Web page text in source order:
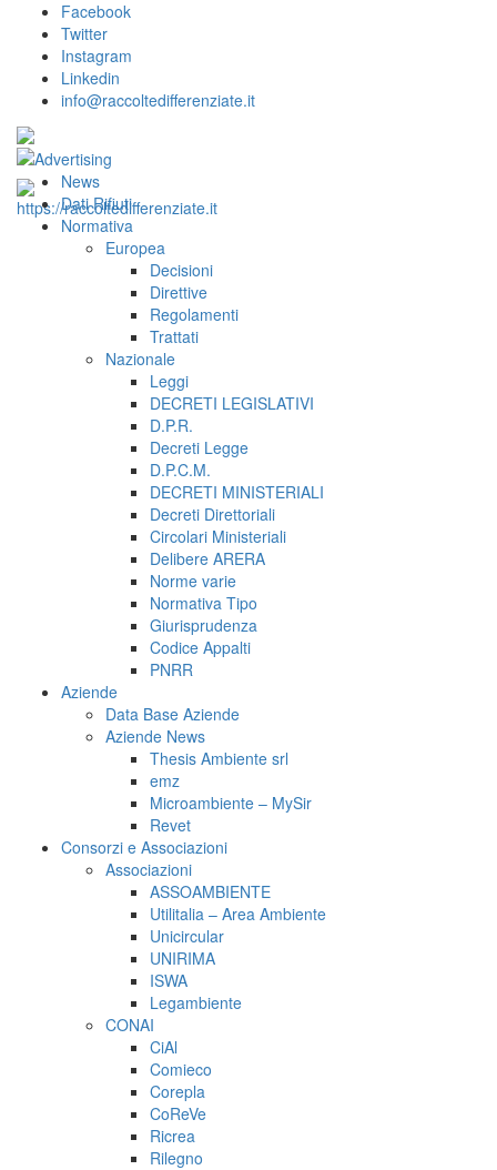
Facebook
Twitter
Instagram
Linkedin
info@raccoltedifferenziate.it
News
Dati Rifiuti
Normativa
Europea
Decisioni
Direttive
Regolamenti
Trattati
Nazionale
Leggi
DECRETI LEGISLATIVI
D.P.R.
Decreti Legge
D.P.C.M.
DECRETI MINISTERIALI
Decreti Direttoriali
Circolari Ministeriali
Delibere ARERA
Norme varie
Normativa Tipo
Giurisprudenza
Codice Appalti
PNRR
Aziende
Data Base Aziende
Aziende News
Thesis Ambiente srl
emz
Microambiente – MySir
Revet
Consorzi e Associazioni
Associazioni
ASSOAMBIENTE
Utilitalia – Area Ambiente
Unicircular
UNIRIMA
ISWA
Legambiente
CONAI
CiAl
Comieco
Corepla
CoReVe
Ricrea
Rilegno